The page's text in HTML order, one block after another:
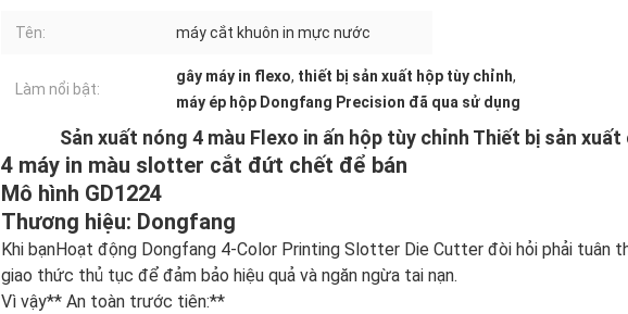
Tên: máy cắt khuôn in mực nước
Làm nổi bật:
gây máy in flexo, thiết bị sản xuất hộp tùy chỉnh,
máy ép hộp Dongfang Precision đã qua sử dụng
Sản xuất nóng 4 màu Flexo in ấn hộp tùy chỉnh Thiết bị sản
4 máy in màu slotter cắt đứt chết để bán
Mô hình GD1224
Thương hiệu: Dongfang
Khi bạnHoạt động Dongfang 4-Color Printing Slotter Die Cutter đòi hỏi phải tuân
giao thức thủ tục để đảm bảo hiệu quả và ngăn ngừa tai nạn.
Vì vậy** An toàn trước tiên:**